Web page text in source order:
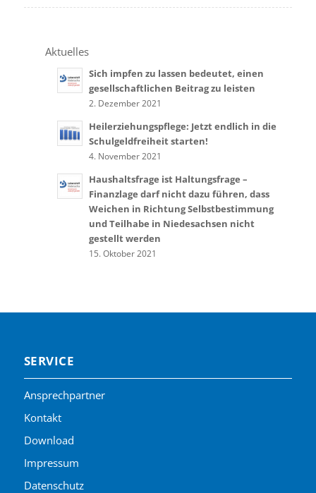
Aktuelles
Sich impfen zu lassen bedeutet, einen
gesellschaftlichen Beitrag zu leisten
2. Dezember 2021
Heilerziehungspflege: Jetzt endlich in die
Schulgeldfreiheit starten!
4. November 2021
Haushaltsfrage ist Haltungsfrage –
Finanzlage darf nicht dazu führen, dass
Weichen in Richtung Selbstbestimmung
und Teilhabe in Niedesachsen nicht
gestellt werden
15. Oktober 2021
SERVICE
Ansprechpartner
Kontakt
Download
Impressum
Datenschutz